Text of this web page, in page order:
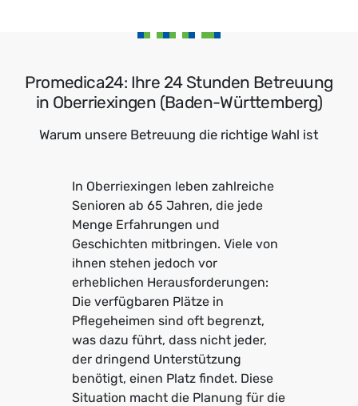
Promedica24: Ihre 24 Stunden Betreuung
in Oberriexingen (Baden-Württemberg)
Warum unsere Betreuung die richtige Wahl ist
In Oberriexingen leben zahlreiche
Senioren ab 65 Jahren, die jede
Menge Erfahrungen und
Geschichten mitbringen. Viele von
ihnen stehen jedoch vor
erheblichen Herausforderungen:
Die verfügbaren Plätze in
Pflegeheimen sind oft begrenzt,
was dazu führt, dass nicht jeder,
der dringend Unterstützung
benötigt, einen Platz findet. Diese
Situation macht die Planung für die